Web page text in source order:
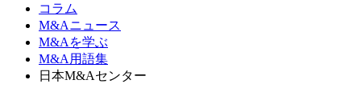
コラム
M&Aニュース
M&Aを学ぶ
M&A用語集
日本M&Aセンター